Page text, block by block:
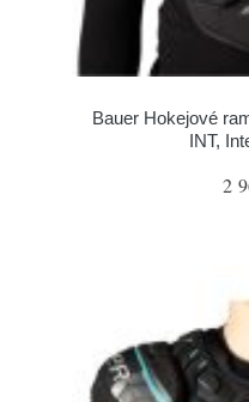
Bauer Hokejové
INT,
2